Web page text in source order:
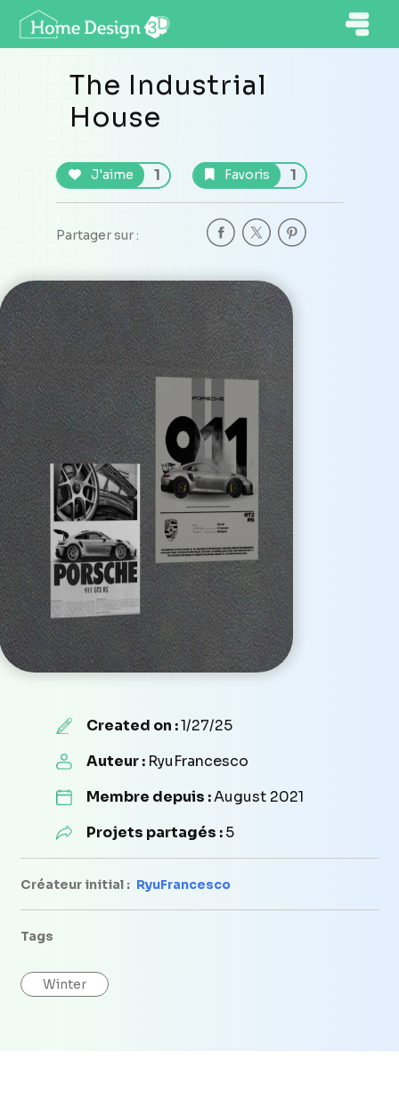
The Industrial
House
J'aime 1 Favoris 1
Partager sur :
Created on :1/27/25
Auteur : RyuFrancesco
Membre depuis :August 2021
Projets partagés :5
Créateur initial : RyuFrancesco
Tags
Winter